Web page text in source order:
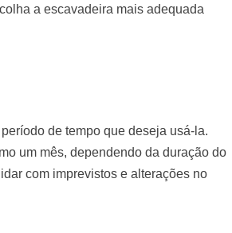
a escavadeira mais adequada
de tempo que deseja usá-la.
um mês, dependendo da duração do
com imprevistos e alterações no